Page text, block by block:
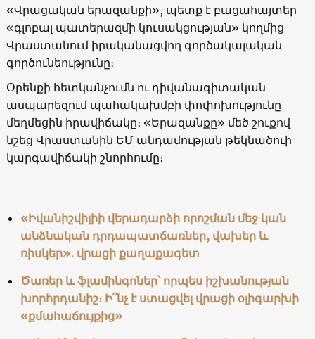
«Վրացական երազանքի», պետք է բացահայտեր
«գլոբալ պատերազմի կուսակցության» կողմից
Վրաստանում իրականացվող գործակալական
գործունեությունը։
Օրենքի հետկանչումն ու դիվանագիտական ​​
ասպարեզում պահակախմբի փոփոխությունը
մեղմեցին իրավիճակը։ «Երազանքը» մեծ շուքով
նշեց Վրաստանին ԵՄ անդամության թեկնածուի
կարգավիճակի շնորհումը։
«Իվանիշվիլիի վերադարձի որոշման մեջ կան
անձնական դրդապատճառներ, վախեր և
ռիսկեր»․ վրացի քաղաքագետ
Ծառեր և ֆլամինգոներ՝ որպես իշխանության
խորհրդանիշ։ Ի՞նչ է ստացվել վրացի օլիգարխի
«քմահաճույքից»